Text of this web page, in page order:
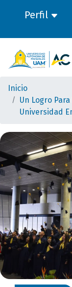
Perfil
Inicio
Un Logro
Universidad